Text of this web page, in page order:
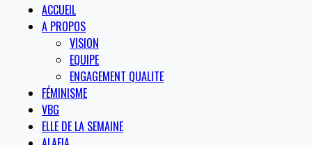
ACCUEIL
A PROPOS
VISION
EQUIPE
ENGAGEMENT QUALITE
FÉMINISME
VBG
ELLE DE LA SEMAINE